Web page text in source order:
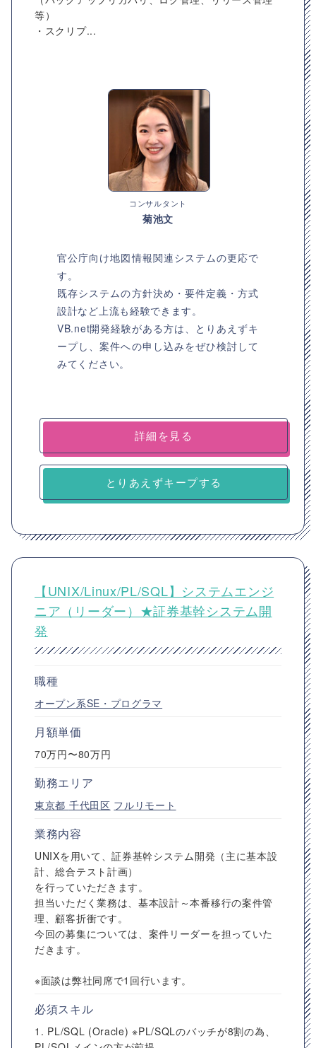
等）
・スクリプ...
コンサルタント
菊池文
官公庁向け地図情報関連システムの更応で
す。
既存システムの方針決め・要件定義・方式
設計など上流も経験できます。
VB.net開発経験がある方は、とりあえずキ
ープし、案件への申し込みをぜひ検討して
みてください。
詳細を見る
とりあえずキープする
【UNIX/Linux/PL/SQL】システムエンジ
ニア（リーダー）★証券基幹システム開
発
職種
オープン系SE・プログラマ
月額単価
70万円〜80万円
勤務エリア
東京都 千代田区 フルリモート
業務内容
UNIXを用いて、証券基幹システム開発（主に基本設
計、総合テスト計画）
を行っていただきます。
担当いただく業務は、基本設計～本番移行の案件管
理、顧客折衝です。
今回の募集については、案件リーダーを担っていた
だきます。
※面談は弊社同席で1回行います。
必須スキル
1. PL/SQL (Oracle) ※PL/SQLのバッチが8割の為、